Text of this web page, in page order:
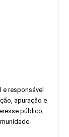
responsável
apuração e
público,